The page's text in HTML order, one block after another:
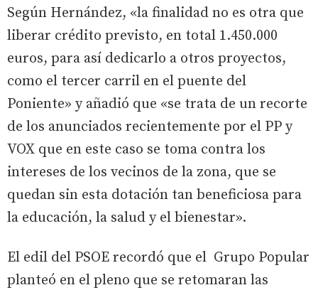
Según Hernández, «la finalidad no es otra que
liberar crédito previsto, en total 1.450.000
euros, para así dedicarlo a otros proyectos,
como el tercer carril en el puente del
Poniente» y añadió que «se trata de un recorte
de los anunciados recientemente por el PP y
VOX que en este caso se toma contra los
intereses de los vecinos de la zona, que se
quedan sin esta dotación tan beneficiosa para
la educación, la salud y el bienestar».
El edil del PSOE recordó que el Grupo Popular
planteó en el pleno que se retomaran las